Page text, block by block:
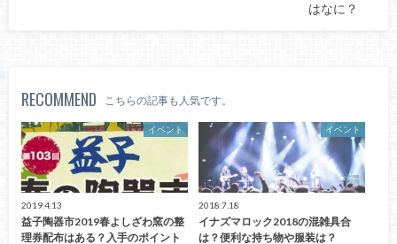
はなに？
RECOMMEND こちらの記事も人気です。
イベント
2019.4.13
益子陶器市2019春よしざわ窯の整
理券配布はある？入手のポイント
イベント
2018.7.18
イナズマロック2018の混雑具合
は？便利な持ち物や服装は？